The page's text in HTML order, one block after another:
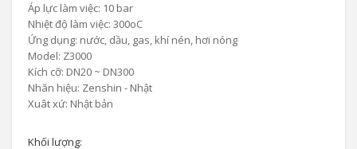
Áp lực làm việc: 10 bar
Nhiệt độ làm việc: 300oC
Ứng dụng: nước, dầu, gas, khí nén, hơi nóng
Model: Z3000
Kích cỡ: DN20 ~ DN300
Nhãn hiệu: Zenshin - Nhật
Xuât xứ: Nhật bản
Khối lượng: